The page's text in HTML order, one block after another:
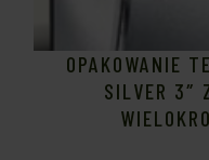
OPAKOWANIE
SILVER 3″